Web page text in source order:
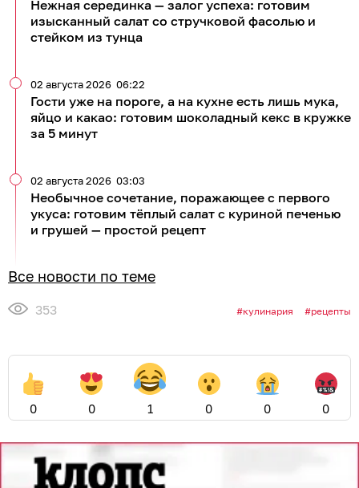
Нежная серединка — залог успеха: готовим
изысканный салат со стручковой фасолью и
стейком из тунца
Гости уже на пороге, а на кухне есть лишь мука,
яйцо и какао: готовим шоколадный кекс в кружке
за 5 минут
02 августа 2026 06:22
Необычное сочетание, поражающее с первого
укуса: готовим тёплый салат с куриной печенью
и грушей — простой рецепт
02 августа 2026 03:03
Все новости по теме
353 кулинария рецепты
0 0 1 0 0 0